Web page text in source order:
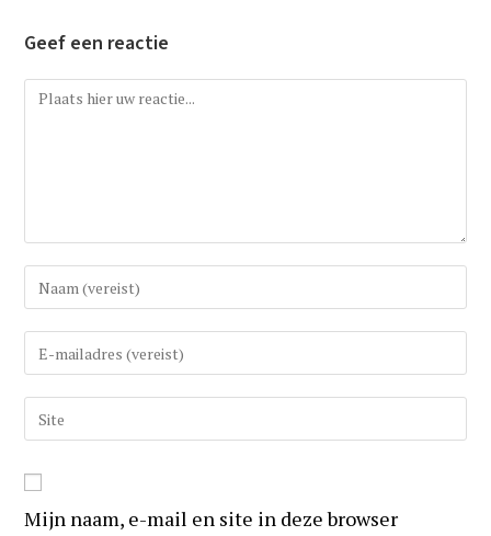
Geef een reactie
Reactie
Vul
uw
(gebruikers)naam
om
Vul
uw
e-
mail
om
te
Vul
uw
URL
in
Mijn naam, e-mail en site in deze browser